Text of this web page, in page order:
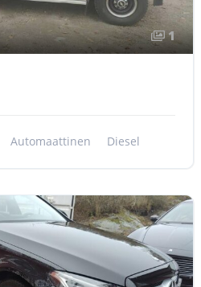
1
Automaattinen Diesel